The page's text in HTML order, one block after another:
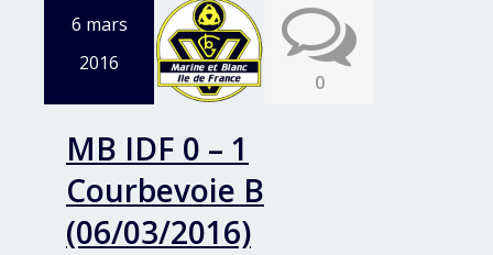
6 mars
2016
0
MB IDF 0 – 1
Courbevoie B
(06/03/2016)